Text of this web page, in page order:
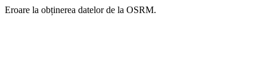
Eroare la obținerea datelor de la OSRM.